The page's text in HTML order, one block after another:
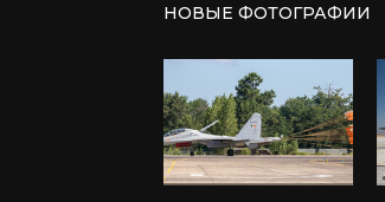
НОВЫЕ ФОТОГРАФИИ